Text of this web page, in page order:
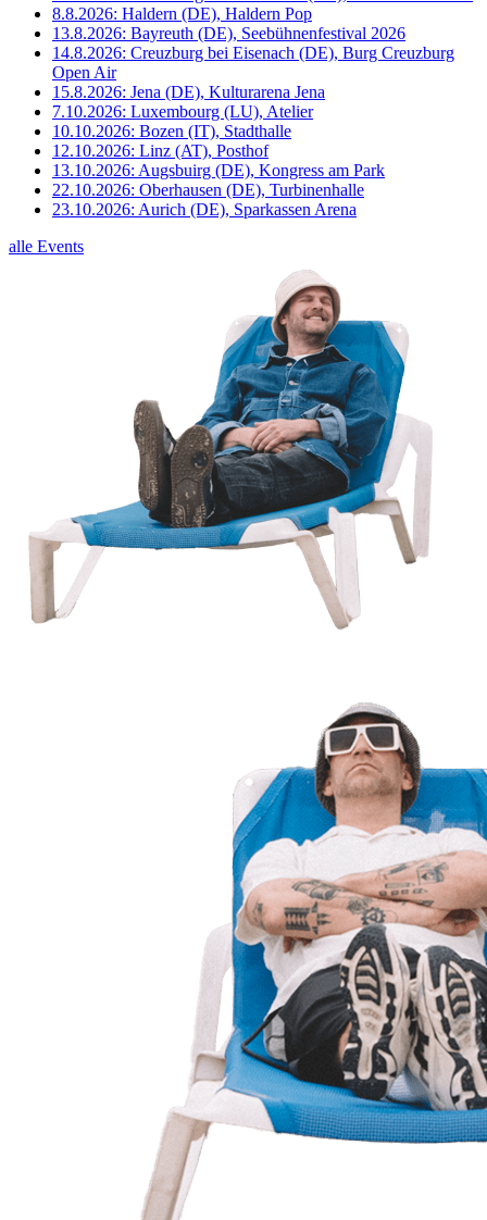
8.8.2026: Haldern (DE), Haldern Pop
13.8.2026: Bayreuth (DE), Seebühnenfestival 2026
14.8.2026: Creuzburg bei Eisenach (DE), Burg Creuzburg
Open Air
15.8.2026: Jena (DE), Kulturarena Jena
7.10.2026: Luxembourg (LU), Atelier
10.10.2026: Bozen (IT), Stadthalle
12.10.2026: Linz (AT), Posthof
13.10.2026: Augsbuirg (DE), Kongress am Park
22.10.2026: Oberhausen (DE), Turbinenhalle
23.10.2026: Aurich (DE), Sparkassen Arena
alle Events